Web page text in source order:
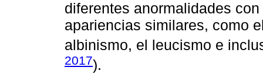
diferentes anormalidades
apariencias similares, como
albinismo, el leucismo e
2017).